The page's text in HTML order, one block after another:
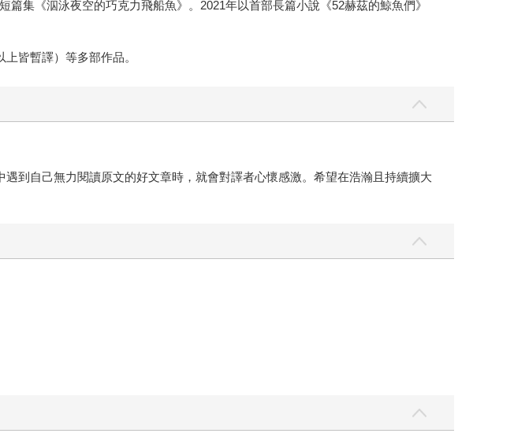
集《泅泳夜空的巧克力飛船魚》。2021年以首部長篇小說《52赫茲的鯨魚們》
皆暫譯）等多部作品。
到自己無力閱讀原文的好文章時，就會對譯者心懷感激。希望在浩瀚且持續擴大